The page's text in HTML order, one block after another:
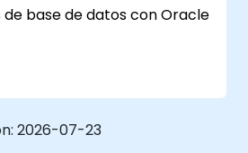
base de datos con Oracle
para construir una
todas sus funcionalidades.
crear aplicaciones y
2026-07-23